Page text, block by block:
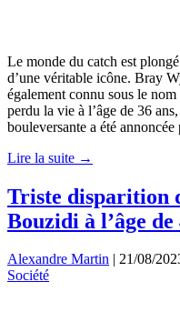
Le monde du catch est
d’une véritable icône. Bray
également connu sous le
perdu la vie à l’âge de 36
bouleversante a été
Lire la suite →
Triste disparition
Bouzidi à l’âge de
Alexandre Martin | 21/08/
Société